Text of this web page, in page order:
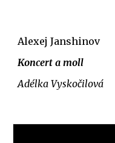
Alexej Janshinov
Koncert a moll
Adélka Vyskočilová